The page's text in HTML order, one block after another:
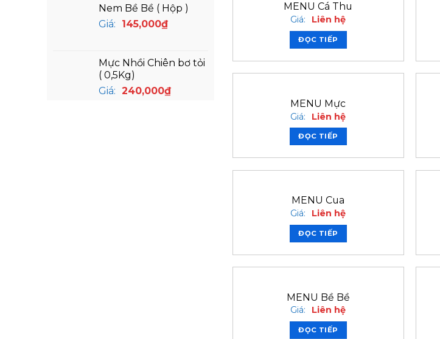
Nem Bề Bề ( Hộp )
Giá:
145,000₫
Mực Nhồi Chiên bơ tỏi
( 0,5Kg)
Giá: 240,000₫
MENU Cá Thu
Giá: Liên hệ
ĐỌC TIẾP
MENU Mực
Giá: Liên hệ
ĐỌC TIẾP
MENU Cua
Giá: Liên hệ
ĐỌC TIẾP
MENU Bề Bề
Giá: Liên hệ
ĐỌC TIẾP